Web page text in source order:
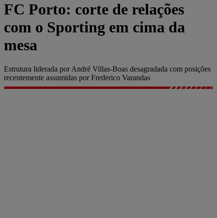
FC Porto: corte de relações
com o Sporting em cima da
mesa
Estrutura liderada por André Villas-Boas desagradada com posições
recentemente assumidas por Frederico Varandas